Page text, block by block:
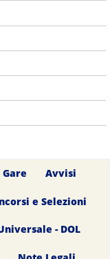
Gare Avvisi
e Selezioni
- DOL